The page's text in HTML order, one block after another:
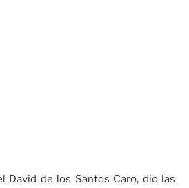
David de los Santos Caro, dio las